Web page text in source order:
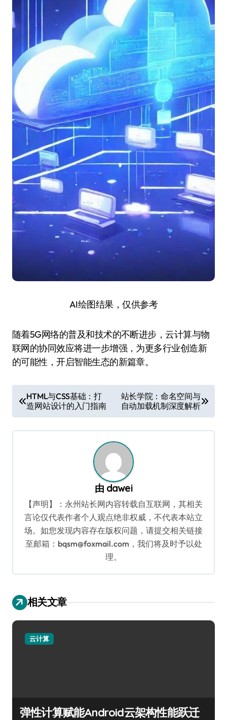
AI绘图结果，仅供参考
随着5G网络的普及和技术的不断进步，云计算与物
联网的协同效应将进一步增强，为更多行业创造新
的可能性，开启智能生态的新篇章。
章
导
HTML与CSS基础：打
造网站设计的入门指南
站长学院：命名空间与
自动加载机制深度解析
由 dawei
【声明】：永州站长网内容转载自互联网，其相关
言论仅代表作者个人观点绝非权威，不代表本站立
场。如您发现内容存在版权问题，请提交相关链接
至邮箱：bqsm@foxmail.com，我们将及时予以处
理。
相关文章
云计算
弹性计算赋能Android云架构性能跃迁